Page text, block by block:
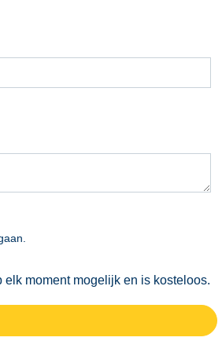
moment mogelijk en is kosteloos.